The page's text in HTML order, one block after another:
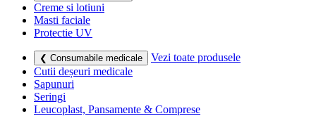
Creme si lotiuni
Masti faciale
Protectie UV
❮ Consumabile medicale
Vezi toate produsele
Cutii deșeuri medicale
Sapunuri
Seringi
Leucoplast, Pansamente & Comprese